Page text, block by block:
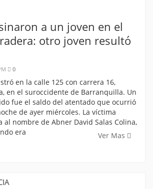
a un joven en el
otro joven resultó
0
en la calle 125 con carrera 16,
en el suroccidente de Barranquilla. Un
fue el saldo del atentado que ocurrió
de ayer miércoles. La víctima
al nombre de Abner David Salas Colina,
era
Ver Mas